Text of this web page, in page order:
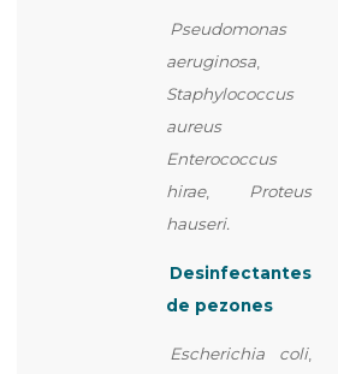
Pseudomonas
aeruginosa,
Staphylococcus
aureus
Enterococcus
hirae,
Proteus
hauseri.
Desinfectantes
de pezones
Escherichia coli,